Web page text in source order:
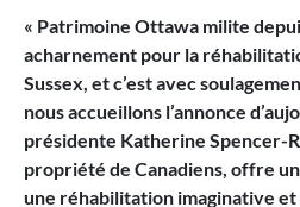
« Patrimoine Ottawa milite
acharnement pour la
Sussex, et c’est avec
nous accueillons l’annonce
présidente Katherine Spencer-
propriété de Canadiens, offre
une réhabilitation imaginative